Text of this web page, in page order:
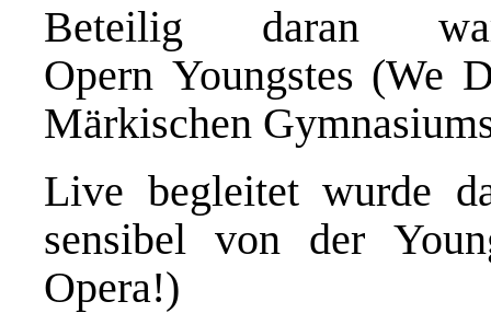
Beteilig daran
Opern Youngstes (We
Märkischen
Live begleitet wurde
sensibel von der
Opera!)